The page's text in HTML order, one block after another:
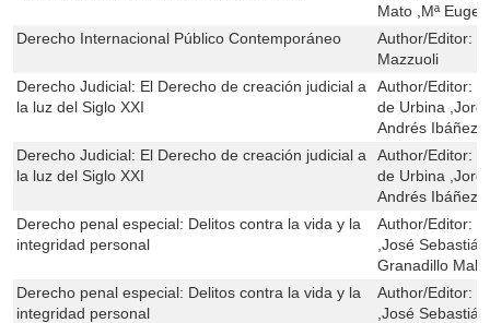
Mato ,Mª
Derecho Internacional Público Contemporáneo
Author/Editor:
Mazzuoli
Derecho Judicial: El Derecho de creación judicial a
la luz del Siglo XXI
Author/Editor:
de Urbina
Andrés Ibáñez
Derecho Judicial: El Derecho de creación judicial a
la luz del Siglo XXI
Author/Editor:
de Urbina
Andrés Ibáñez
Derecho penal especial: Delitos contra la vida y la
integridad personal
Author/Editor:
,José
Granadillo
Derecho penal especial: Delitos contra la vida y la
integridad personal
Author/Editor:
,José